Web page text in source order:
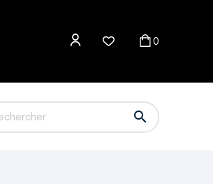
0
